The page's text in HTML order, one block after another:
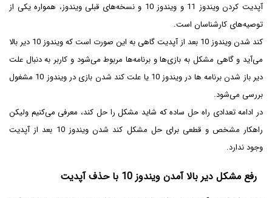
آپدیت کردن ویندوز 11 و ویندوز 10 و نسخه‌های قبلی ویندوز، همواره یکی از
توصیه‌های کارشناسان است.
کند شدن ویندوز 10 بعد از آپدیت گاهی به این صورت است که ویندوز 10 دیر بالا
می‌آید و گاهی مشکل به بازی‌ها و برنامه‌ها مربوط می‌شود و کاربر به دنبال علت
دیر باز شدن برنامه ها در ویندوز 10 یا علت کند شدن بازی در ویندوز 10 مشغول
بررسی می‌شود.
در ادامه تعدادی راه حل ساده که شاید مشکل را حل کند، معرفی می‌کنیم ولیکن
راهکار مشخص و قطعی برای حل مشکل کند شدن ویندوز 10 بعد از آپدیت
وجود ندارد.
رفع مشکل دیر بالا آمدن ویندوز 10 با حذف آپدیت